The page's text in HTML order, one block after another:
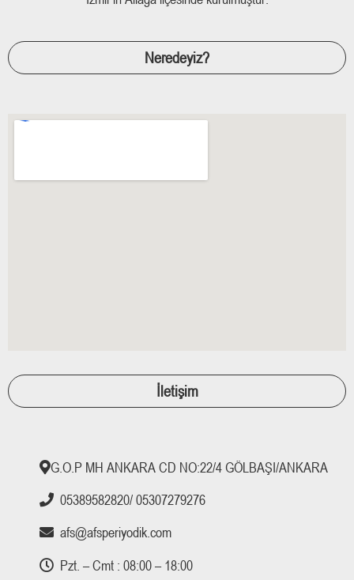
Neredeyiz?
İletişim
G.O.P MH ANKARA CD NO:22/4 GÖLBAŞI/ANKARA
05389582820/ 05307279276
afs@afsperiyodik.com
Pzt. – Cmt : 08:00 – 18:00